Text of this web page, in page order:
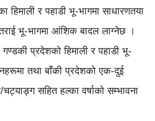
र पहाडी भू-भागमा साधारणतया
भू-भागमा आंशिक बादल लाग्नेछ ।
गण्डकी प्रदेशको हिमाली र पहाडी भू-
तथा बाँकी प्रदेशको एक-दुई
सहित हल्का वर्षाको सम्भावना